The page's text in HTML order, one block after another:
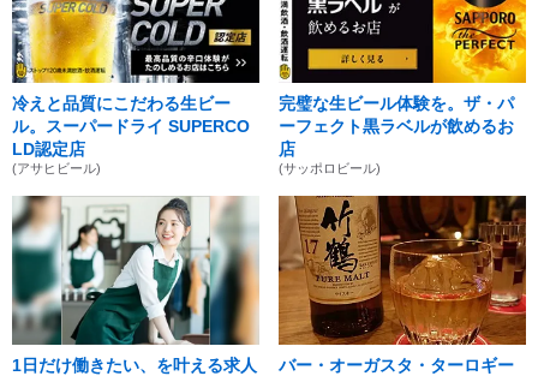
冷えと品質にこだわる生ビー
ル。スーパードライ SUPERCO
LD認定店
(アサヒビール)
完璧な生ビール体験を。ザ・パ
ーフェクト黒ラベルが飲めるお
店
(サッポロビール)
1日だけ働きたい、を叶える求人
バー・オーガスタ・ターロギー